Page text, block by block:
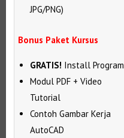
JPG/PNG)
Bonus Paket Kursus
GRATIS! Install Program
Modul PDF + Video
Tutorial
Contoh Gambar Kerja
AutoCAD